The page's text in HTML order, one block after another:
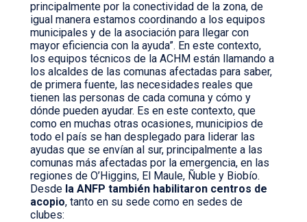
principalmente por la conectividad de la zona, de
igual manera estamos coordinando a los equipos
municipales y de la asociación para llegar con
mayor eficiencia con la ayuda”. En este contexto,
los equipos técnicos de la ACHM están llamando a
los alcaldes de las comunas afectadas para saber,
de primera fuente, las necesidades reales que
tienen las personas de cada comuna y cómo y
dónde pueden ayudar. Es en este contexto, que
como en muchas otras ocasiones, municipios de
todo el país se han desplegado para liderar las
ayudas que se envían al sur, principalmente a las
comunas más afectadas por la emergencia, en las
regiones de O’Higgins, El Maule, Ñuble y Biobío.
Desde la ANFP también habilitaron centros de
acopio, tanto en su sede como en sedes de
clubes: